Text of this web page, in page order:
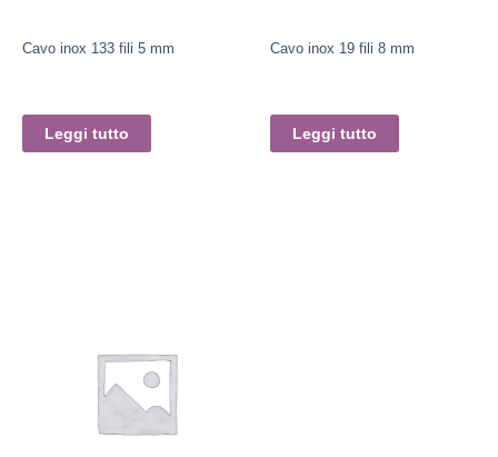
Cavo inox 133 fili 5 mm
Leggi tutto
Cavo inox 19 fili 8 mm
Leggi tutto